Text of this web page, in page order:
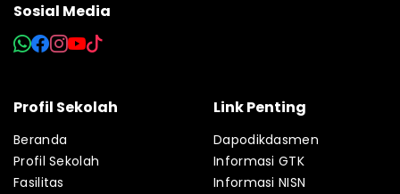
Sosial Media
Profil Sekolah
Beranda
Profil Sekolah
Fasilitas
Link Penting
Dapodikdasmen
Informasi GTK
Informasi NISN